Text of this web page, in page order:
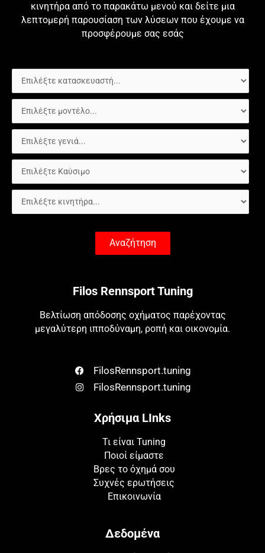
κινητήρα από το παρακάτω μενού και δείτε μια
λεπτομερή παρουσίαση των λύσεων που έχουμε να
προσφέρουμε σας εσάς
Αναζήτηση
Filos Rennsport Tuning
Βελτίωση απόδοσης οχήματος παρέχοντας
μεγαλύτερη ιπποδύναμη, ροπή και οικονομία.
FilosRennsport.tuning
FilosRennsport.tuning
Χρήσιμα LInks
Τι είναι Tuning
Ποιοί είμαστε
Βρες το όχημά σου
Συχνές ερωτήσεις
Επικοινωνία
Δεδομένα